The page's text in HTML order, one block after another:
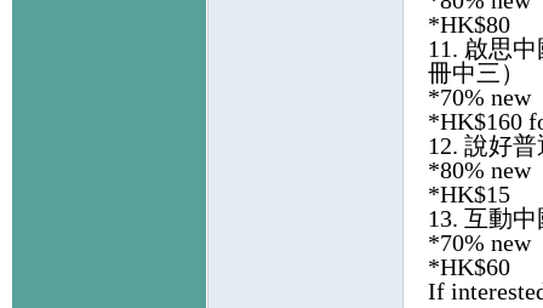
*HK$80
11. 啟思
冊中三）
*70% new
*HK$160
12. 說好
*80% new
*HK$15
13. 互動中
*70% new
*HK$60
If